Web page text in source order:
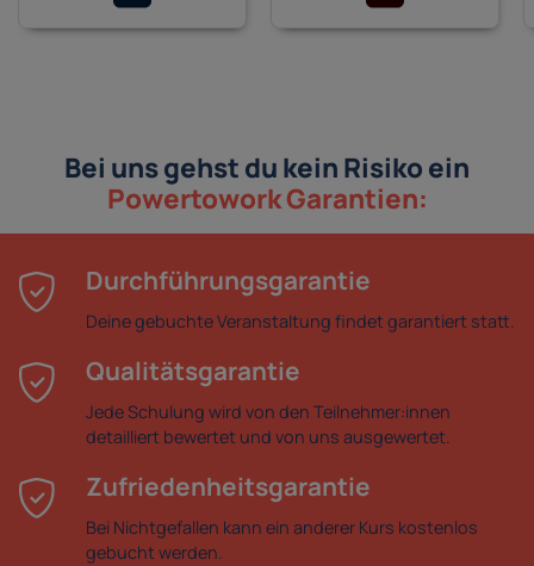
Bei uns gehst du kein Risiko ein
Powertowork Garantien:
Durchführungsgarantie
Deine gebuchte Veranstaltung findet garantiert statt.
Qualitätsgarantie
Jede Schulung wird von den Teilnehmer:innen
detailliert bewertet und von uns ausgewertet.
Zufriedenheitsgarantie
Bei Nichtgefallen kann ein anderer Kurs kostenlos
gebucht werden.